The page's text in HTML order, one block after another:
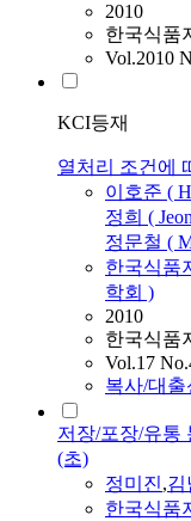
2010
한국식품
Vol.2010
KCI등재
열처리 조건에
이호준 (
정희 (
정문철 (
한국식품
학회 )
2010
한국식품
Vol.17
복사/대출
저장/포장/유통
(초)
정미진,김
한국식품